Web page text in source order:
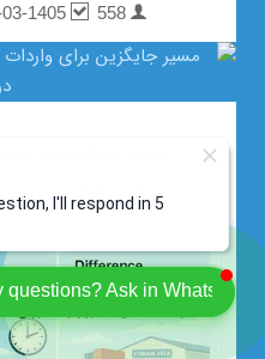
mirsaberi mahdi
1405 558
مسیر جایگزین برای
mirsaberi mahdi
03-1405
questions? Ask in Whatsapp
I'll respond in 5